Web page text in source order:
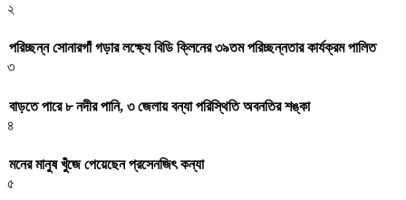
২
পরিচ্ছন্ন সোনারগাঁ গড়ার লক্ষ্যে বিডি ক্লিনের ৩৯তম পরিচ্ছন্নতার কার্যক্রম পালিত
৩
বাড়তে পারে ৮ নদীর পানি, ৩ জেলায় বন্যা পরিস্থিতি অবনতির শঙ্কা
৪
মনের মানুষ খুঁজে পেয়েছেন প্রসেনজিৎ কন্যা
৫